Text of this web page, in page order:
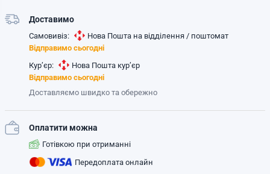
Доставимо
Самовивіз:
Нова Пошта на відділення / поштомат
Відправимо сьогодні
Кур’єр:
Нова Пошта кур’єр
Відправимо сьогодні
Доставляємо швидко та обережно
Оплатити можна
Готівкою при отриманні
Передоплата онлайн